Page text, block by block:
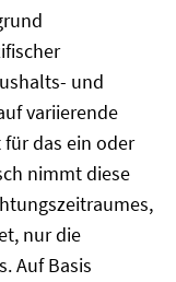
und
variierende
das ein oder
nimmt diese
nur die
Auf Basis